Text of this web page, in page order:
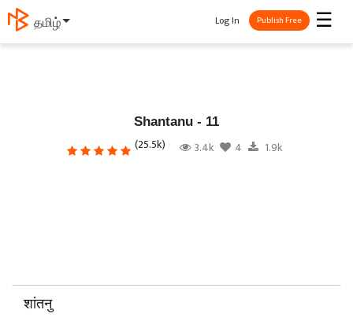
தமிழ் ☰
Log In Publish Free
Shantanu - 11
(25.5k) 3.4k 4 1.9k
शांतनु